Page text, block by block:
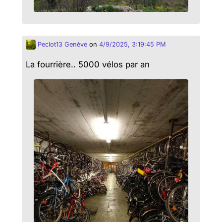
Peclot13 Genèveon 4/9/2025, 3:19:45 PM
La fourrière.. 5000 vélos par an